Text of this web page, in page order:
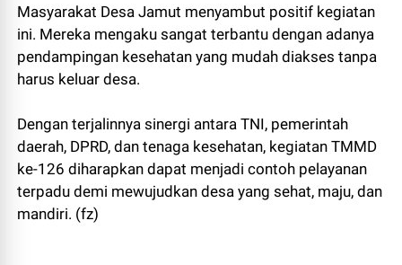
Masyarakat Desa Jamut menyambut positif kegiatan
ini. Mereka mengaku sangat terbantu dengan adanya
pendampingan kesehatan yang mudah diakses tanpa
harus keluar desa.
Dengan terjalinnya sinergi antara TNI, pemerintah
daerah, DPRD, dan tenaga kesehatan, kegiatan TMMD
ke-126 diharapkan dapat menjadi contoh pelayanan
terpadu demi mewujudkan desa yang sehat, maju, dan
mandiri. (fz)